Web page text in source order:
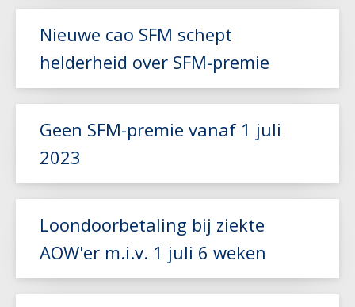
Nieuwe cao SFM schept
helderheid over SFM-premie
Geen SFM-premie vanaf 1 juli
2023
Loondoorbetaling bij ziekte
AOW'er m.i.v. 1 juli 6 weken